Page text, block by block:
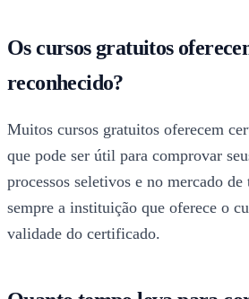
Os cursos gratuitos
reconhecido?
Muitos cursos gratuitos oferecem
que pode ser útil para comprovar
processos seletivos e no mercado
sempre a instituição que oferece o
validade do certificado.